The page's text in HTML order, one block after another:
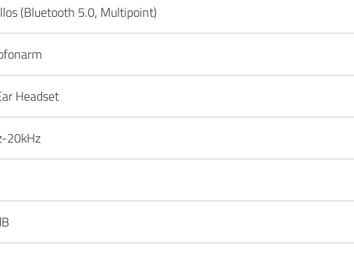
(Bluetooth 5.0, Multipoint)
Headset
20kHz